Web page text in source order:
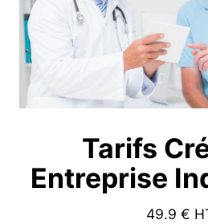
Tarifs
Entreprise
49.9 €